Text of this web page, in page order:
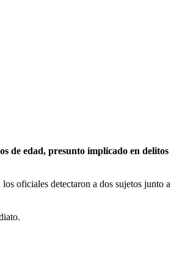
de edad, presunto implicado en
oficiales detectaron a dos sujetos junto